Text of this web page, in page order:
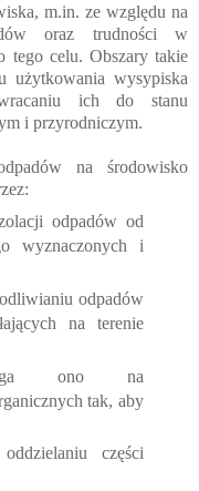
m.in. ze względu na
oraz trudności w
tego celu. Obszary takie
użytkowania wysypiska
ich do stanu
i przyrodniczym.
na środowisko
odpadów od
wyznaczonych i
odpadów
na terenie
ono na
tak, aby
części